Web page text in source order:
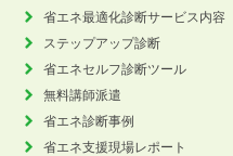
省エネ最適化診断サービス内容
ステップアップ診断
省エネセルフ診断ツール
無料講師派遣
省エネ診断事例
省エネ支援現場レポート